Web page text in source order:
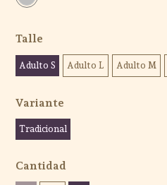
Talle
Adulto S Adulto L Adulto M
Variante
Tradicional
Cantidad